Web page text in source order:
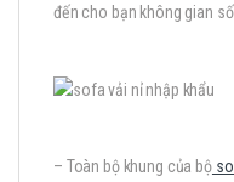
đến cho bạn không gian
– Toàn bộ khung của bộ